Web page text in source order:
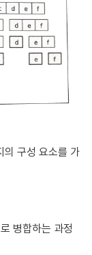
의 구성 요소를 가
병합하는 과정